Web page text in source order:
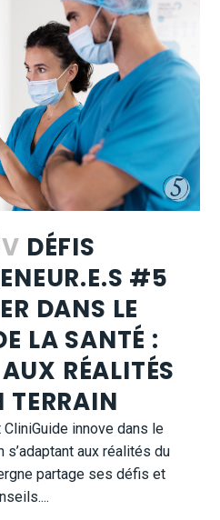
DÉFIS
#5
DANS LE
LA SANTÉ :
RÉALITÉS
TERRAIN
innove dans le
aux réalités du
partage ses défis et